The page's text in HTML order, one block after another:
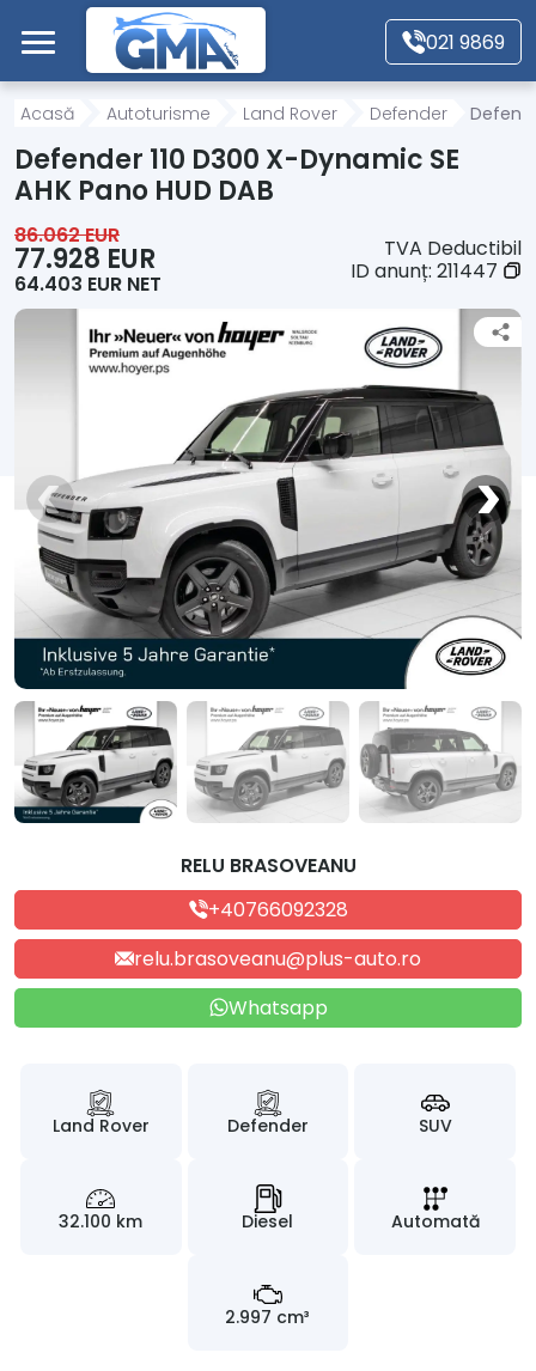
Mergi direct la conținutul principal
021 9869
Acasă
Autoturisme
Motociclete
Autoutilitare
Despre Noi
Contact
Acasă Autoturisme Land Rover Defender
Defender 110 D300 X-Dynamic SE
AHK Pano HUD DAB
86.062 EUR
77.928 EUR
64.403 EUR NET
TVA Deductibil
ID anunț: 211447
RELU BRASOVEANU
+40766092328
relu.brasoveanu@plus-auto.ro
Whatsapp
Land Rover Defender SUV
32.100 km Diesel Automată
2.997 cm³